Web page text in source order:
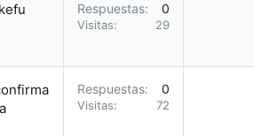
Respuestas 0
Visitas 29
Respuestas 0
Visitas 72